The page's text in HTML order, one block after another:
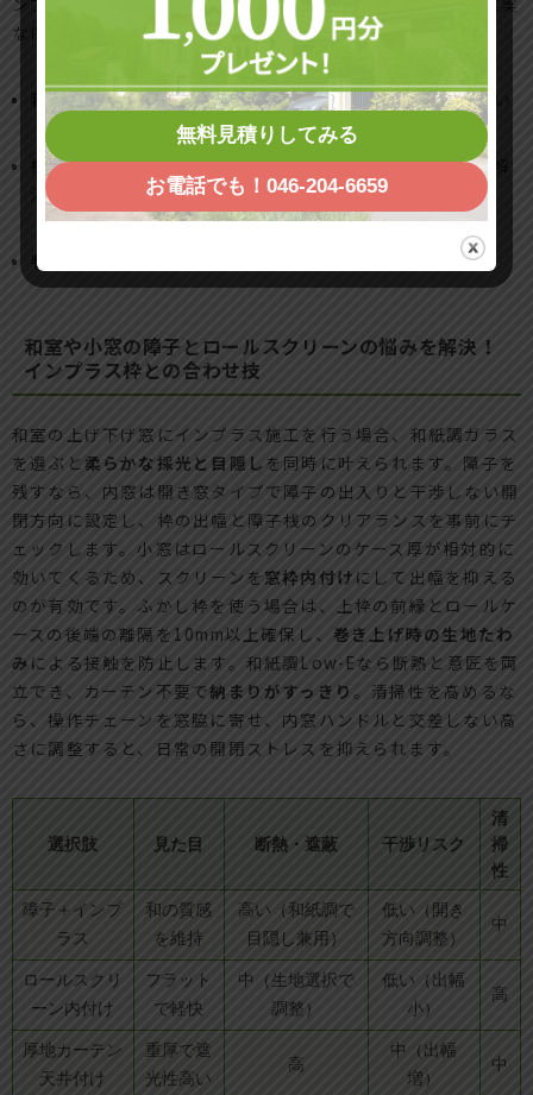
な保持力を得ることが重要です。
移設の利点: 既存カーテンを活かしやすく費用を抑えやすい
撤去の利点: ロールスクリーン化で出幅を最小化し干渉を解
消
判断基準 : 有効寸法、日射遮蔽、清掃性の優先度で決定
和室や小窓の障子とロールスクリーンの悩みを解決！
インプラス枠との合わせ技
和室の上げ下げ窓にインプラス施工を行う場合、和紙調ガラス
を選ぶと 柔らかな採光と目隠し を同時に叶えられます。障子を
残すなら、内窓は開き窓タイプで障子の出入りと干渉しない開
閉方向に設定し、枠の出幅と障子桟のクリアランスを事前にチ
ェックします。小窓はロールスクリーンのケース厚が相対的に
効いてくるため、スクリーンを 窓枠内付け にして出幅を抑える
のが有効です。ふかし枠を使う場合は、上枠の前縁とロールケ
ースの後端の離隔を10mm以上確保し、 巻き上げ時の生地たわ
み による接触を防止します。和紙調Low-Eなら断熱と意匠を両
立でき、カーテン不要で納まりがすっきり。清掃性を高めるな
ら、操作チェーンを窓脇に寄せ、内窓ハンドルと交差しない高
さに調整すると、日常の開閉ストレスを抑えられます。
選択肢 見た目 断熱・遮蔽 干渉リスク
清
掃
性
障子＋インプ
ラス
和の質感
を維持
高い（和紙調で
目隠し兼用）
低い（開き
方向調整）
中
ロールスクリ
ーン内付け
フラット
で軽快
中（生地選択で
調整）
低い（出幅
小）
高
厚地カーテン
天井付け
重厚で遮
光性高い
高
中（出幅
増）
中
無料見積りしてみる
お電話でも！046-204-6659